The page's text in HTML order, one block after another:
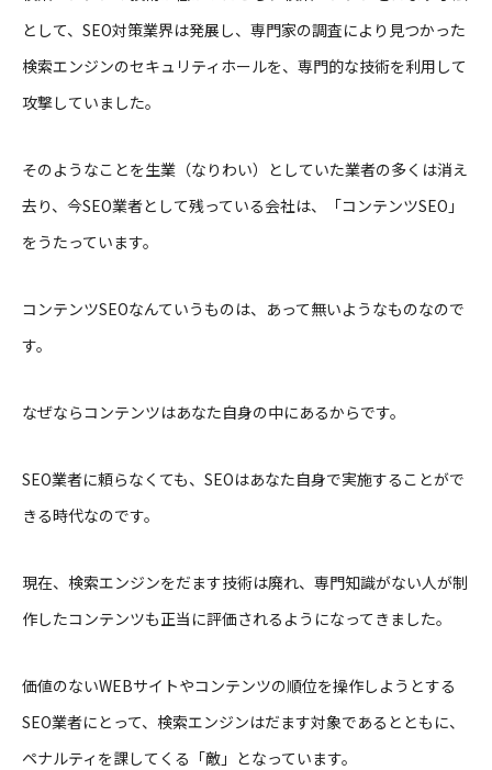
サービス
企業理念
会社情報
お問い合わせ
として、SEO対策業界は発展し、専門家の調査により見つかった
検索エンジンのセキュリティホールを、専門的な技術を利用して
攻撃していました。
そのようなことを生業（なりわい）としていた業者の多くは消え
去り、今SEO業者として残っている会社は、「コンテンツSEO」
をうたっています。
コンテンツSEOなんていうものは、あって無いようなものなので
す。
なぜならコンテンツはあなた自身の中にあるからです。
SEO業者に頼らなくても、SEOはあなた自身で実施することがで
きる時代なのです。
現在、検索エンジンをだます技術は廃れ、専門知識がない人が制
作したコンテンツも正当に評価されるようになってきました。
価値のないWEBサイトやコンテンツの順位を操作しようとする
SEO業者にとって、検索エンジンはだます対象であるとともに、
ペナルティを課してくる「敵」となっています。